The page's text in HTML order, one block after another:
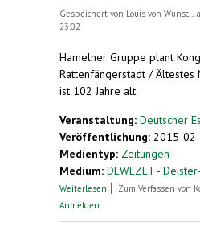
Gespeichert von Louis von Wunsc...
23:02
Hamelner Gruppe plant
Rattenfängerstadt / Ältestes
ist 102 Jahre alt
Veranstaltung: Deutscher
Veröffentlichung: 2015-
Medientyp: Zeitungen
Medium: DEWEZET -
Weiterlesen über Esperanto -
Zum Verfassen von
Anmelden